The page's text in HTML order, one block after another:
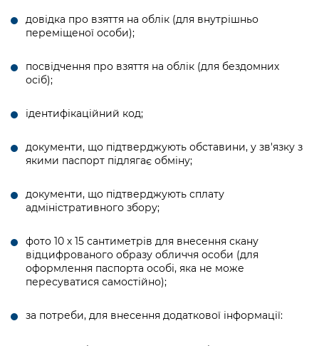
Kyiv International Relations
Річні звіти
Київська міська військова адміністрація
Портал Захисників та Захисниць
Портал послуг
Міський застосунок Київ Цифровий
Важливе під час воєнного стану
Важливе під час воєнного стану
Про відкриті дані
Публічні дашборди
довідка про взяття на облік (для внутрішньо
переміщеної особи);
посвідчення про взяття на облік (для бездомних
осіб);
ідентифікаційний код;
документи, що підтверджують обставини, у зв'язку з
якими паспорт підлягає обміну;
документи, що підтверджують сплату
адміністративного збору;
фото 10 х 15 сантиметрів для внесення скану
відцифрованого образу обличчя особи (для
оформлення паспорта особі, яка не може
пересуватися самостійно);
за потреби, для внесення додаткової інформації: